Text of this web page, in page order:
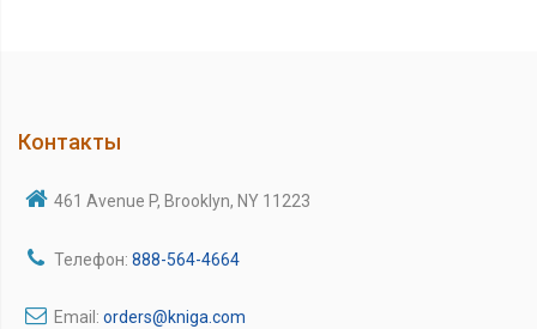
Контакты
461 Avenue P, Brooklyn, NY 11223
Телефон: 888-564-4664
Email: orders@kniga.com